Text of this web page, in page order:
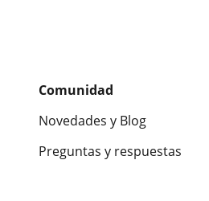
Comunidad
Novedades y Blog
Preguntas y respuestas